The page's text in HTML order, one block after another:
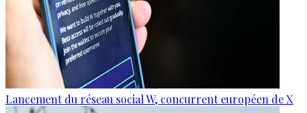
Lancement du réseau social W, concurrent européen de X